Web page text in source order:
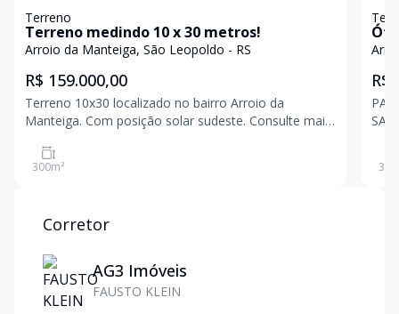
Terreno
Terreno medindo 10 x 30 metros!
Arroio da Manteiga, São Leopoldo - RS
R$ 159.000,00
Terreno 10x30 localizado no bairro Arroio da
Manteiga. Com posição solar sudeste. Consulte mais
prévio
300m²
R$
Corretor
AG3 Imóveis
FAUSTO KLEIN